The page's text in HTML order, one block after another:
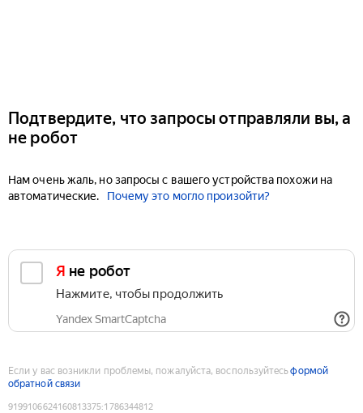
Подтвердите, что запросы отправляли вы, а
не робот
Нам очень жаль, но запросы с вашего устройства похожи на
автоматические.
Почему это могло произойти?
Я не робот
Нажмите, чтобы продолжить
Yandex SmartCaptcha
Если у вас возникли проблемы, пожалуйста, воспользуйтесьформой
обратной связи
9199106624160813375:1786344812